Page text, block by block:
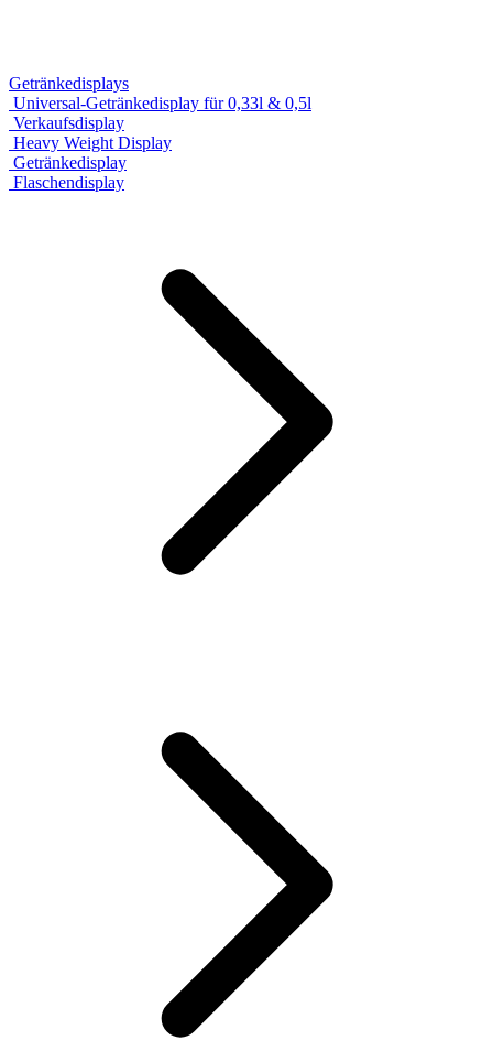
Getränkedisplays
Universal-Getränkedisplay für 0,33l & 0,5l
Verkaufsdisplay
Heavy Weight Display
Getränkedisplay
Flaschendisplay